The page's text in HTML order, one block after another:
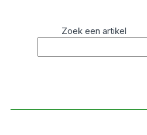
Zoek een artikel